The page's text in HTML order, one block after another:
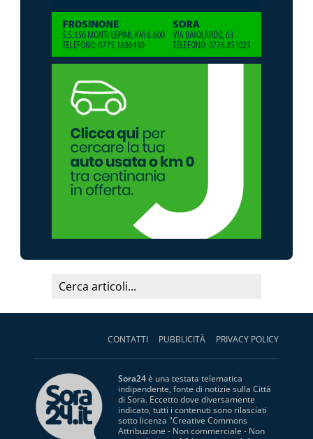
CONTATTI PUBBLICITÀ PRIVACY POLICY
Sora24è una testata telematica
indipendente, fonte di notizie sulla Città
di Sora. Eccetto dove diversamente
indicato, tutti i contenuti sono rilasciati
sotto licenza "Creative Commons
Attribuzione - Non commerciale - Non